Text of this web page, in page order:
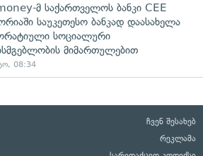
მ საქართველოს ბანკი CEE
საუკეთესო ბანკად დაასახელა
სოციალური
მიმართულებით
08:34
ჩვენ შესახებ
რეკლამა